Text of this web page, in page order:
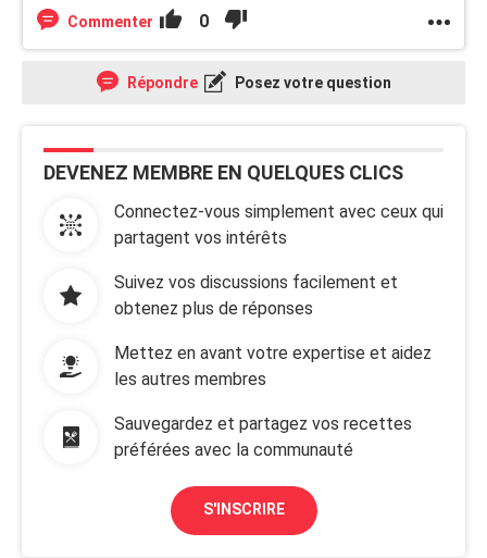
Commenter 0
Répondre Posez votre question
DEVENEZ MEMBRE EN QUELQUES CLICS
Connectez-vous simplement avec ceux qui
partagent vos intérêts
Suivez vos discussions facilement et
obtenez plus de réponses
Mettez en avant votre expertise et aidez
les autres membres
Sauvegardez et partagez vos recettes
préférées avec la communauté
S'INSCRIRE